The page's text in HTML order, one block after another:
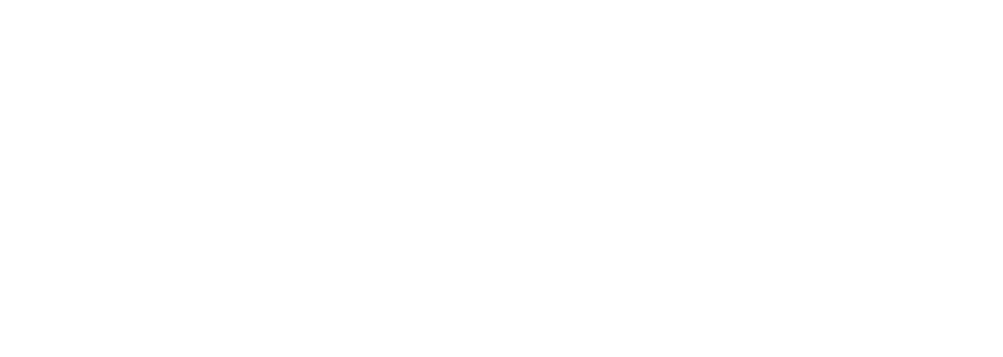
на основе 152 оценок